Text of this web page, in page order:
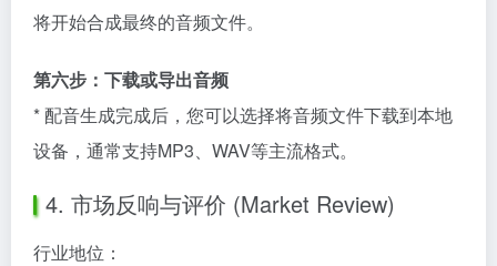
将开始合成最终的音频文件。
第六步：下载或导出音频
* 配音生成完成后，您可以选择将音频文件下载到本地
设备，通常支持MP3、WAV等主流格式。
4. 市场反响与评价 (Market Review)
行业地位：